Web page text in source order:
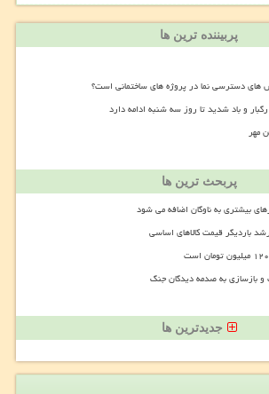
پربیننده ترین ها
های دسترسی نما در پروژه های ساختمانی است؟
مهر
پربحث ترین ها
بیشتری به ناوگان اضافه می شود
باردیگر قیمت کالاهای اساسی
و بازسازی به صدمه دیدگان جنگ
جدیدترین ها